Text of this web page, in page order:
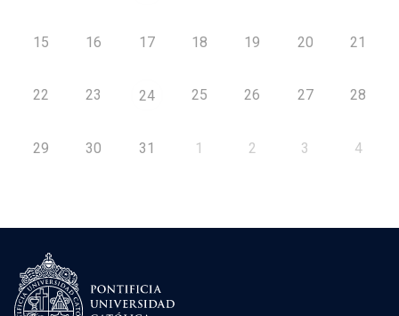
15 16 17 18 19 20 21
22 23 24 25 26 27 28
29 30 31 1 2 3 4